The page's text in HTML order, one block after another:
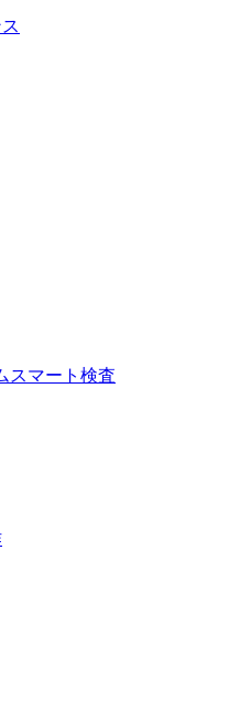
スマート検査